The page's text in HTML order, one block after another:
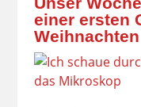
einer ersten
Weihnachten